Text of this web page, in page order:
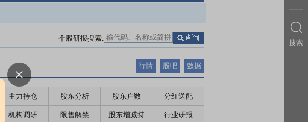
个股研报搜索:
行情 股吧 数据
主力持仓 股东分析 股东户数 分红送配
机构调研 限售解禁 股东增减持 行业研报
搜索